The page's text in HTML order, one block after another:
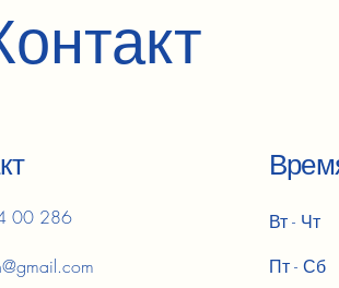
00 286 Вт - Чт
Пт - Сб